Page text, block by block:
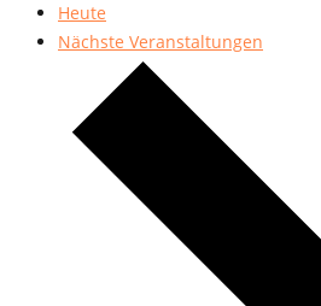
Heute
Nächste Veranstaltungen